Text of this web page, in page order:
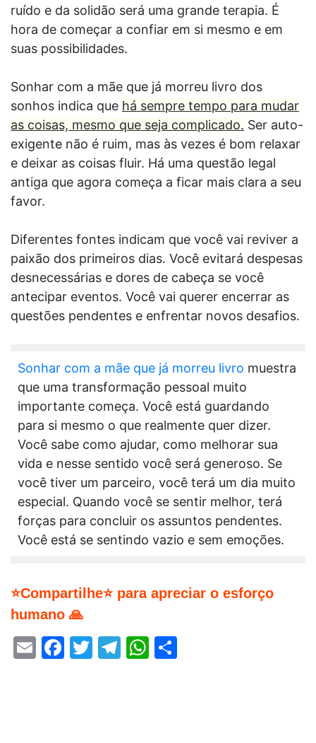
ruído e da solidão será uma grande terapia. É
hora de começar a confiar em si mesmo e em
suas possibilidades.
Sonhar com a mãe que já morreu livro dos
sonhos indica que há sempre tempo para mudar
as coisas, mesmo que seja complicado. Ser auto-
exigente não é ruim, mas às vezes é bom relaxar
e deixar as coisas fluir. Há uma questão legal
antiga que agora começa a ficar mais clara a seu
favor.
Diferentes fontes indicam que você vai reviver a
paixão dos primeiros dias. Você evitará despesas
desnecessárias e dores de cabeça se você
antecipar eventos. Você vai querer encerrar as
questões pendentes e enfrentar novos desafios.
Sonhar com a mãe que já morreu livro muestra
que uma transformação pessoal muito
importante começa. Você está guardando
para si mesmo o que realmente quer dizer.
Você sabe como ajudar, como melhorar sua
vida e nesse sentido você será generoso. Se
você tiver um parceiro, você terá um dia muito
especial. Quando você se sentir melhor, terá
forças para concluir os assuntos pendentes.
Você está se sentindo vazio e sem emoções.
⭐Compartilhe⭐ para apreciar o esforço
humano 🙏
EmailFacebook
Twitter
Telegram
WhatsApp